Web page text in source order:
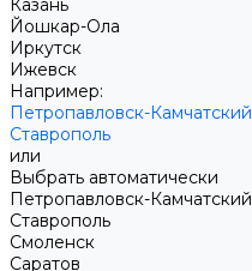
Казань
Йошкар-Ола
Иркутск
Ижевск
Например:
Петропавловск-Камчатский
Ставрополь
или
Выбрать автоматически
Петропавловск-Камчатский
Ставрополь
Смоленск
Саратов